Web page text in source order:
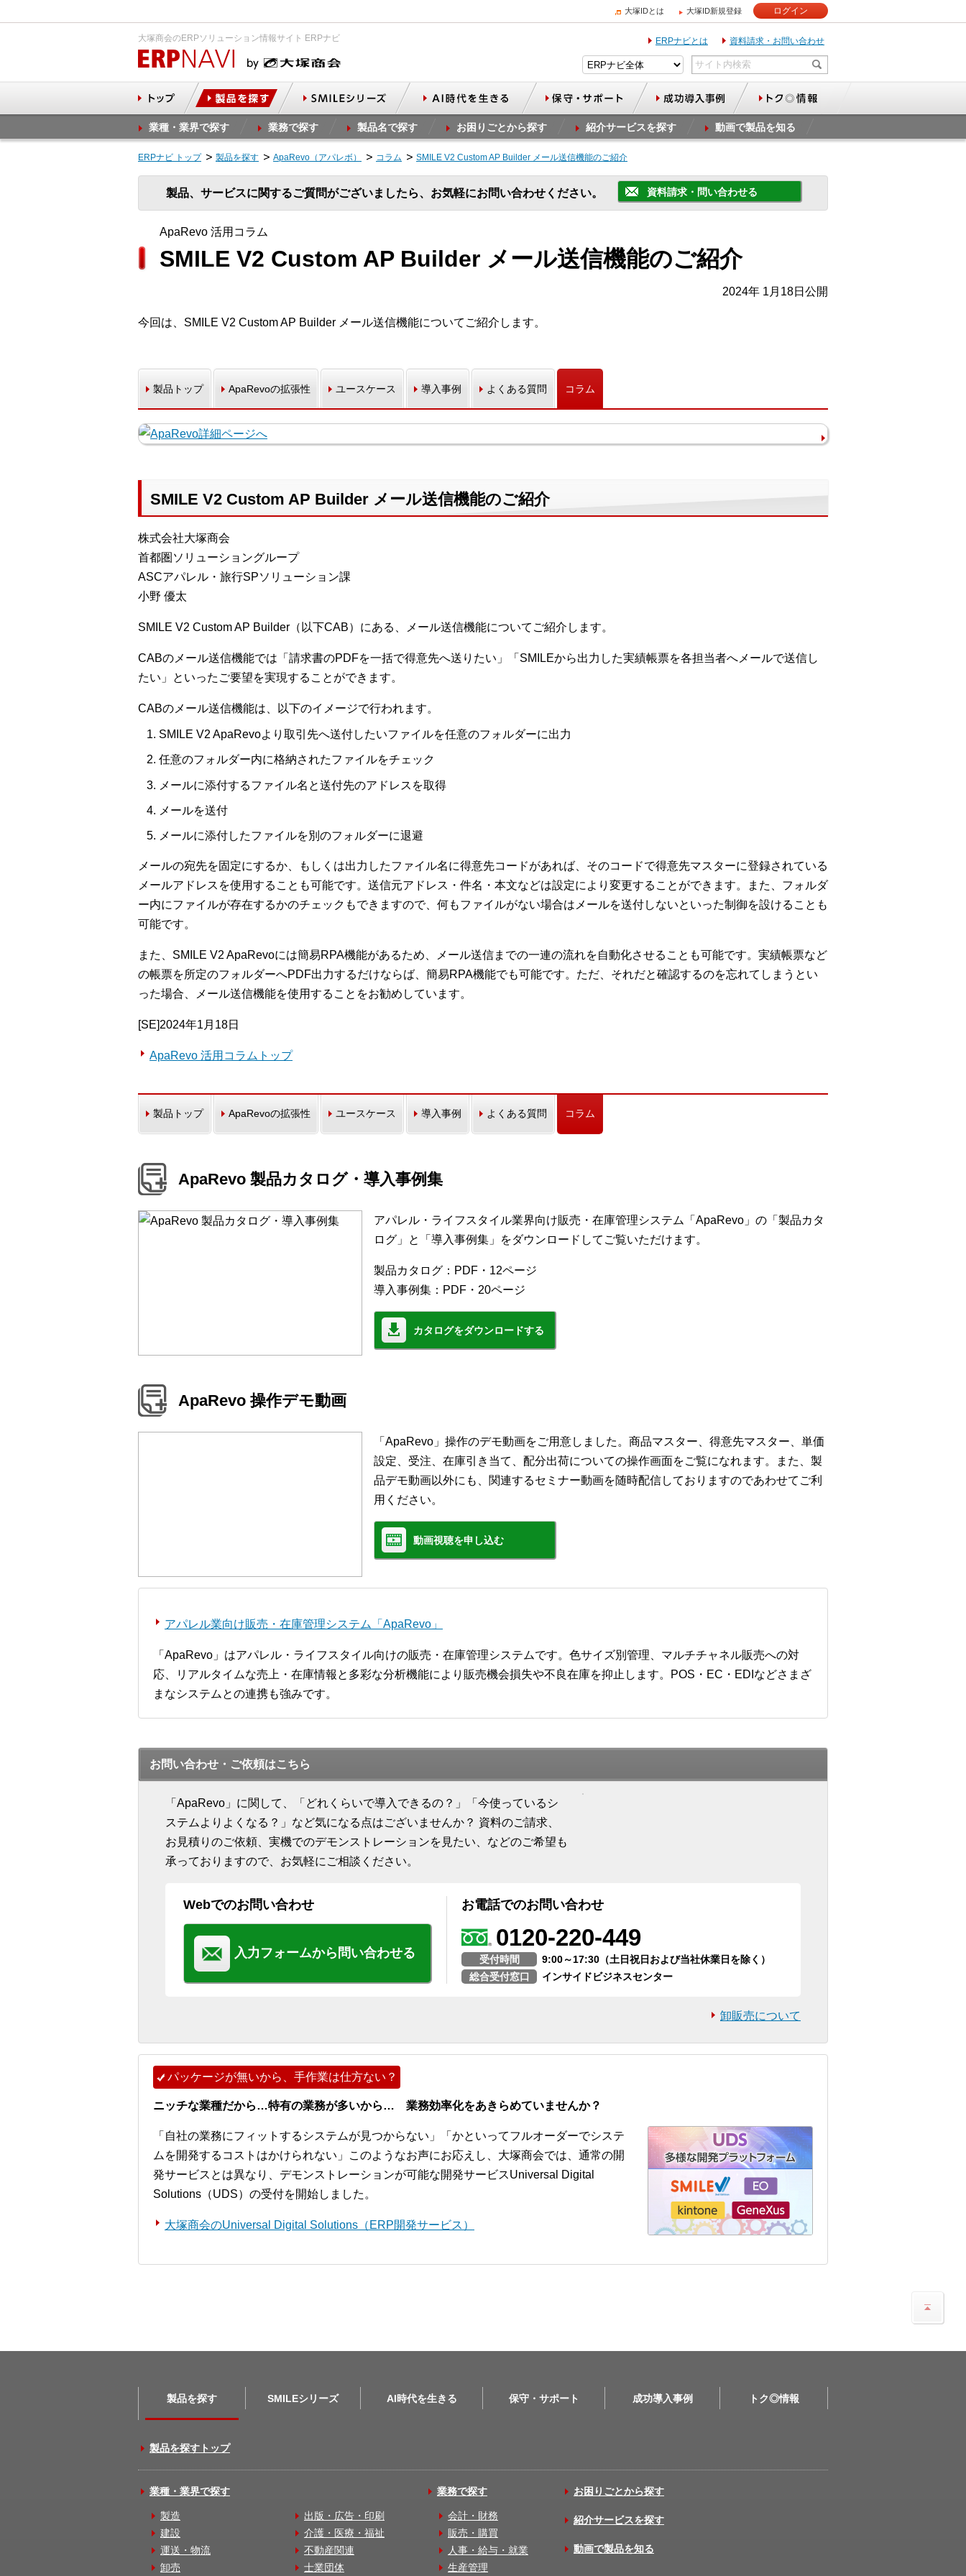
大塚IDとは 大塚ID新規登録 ログイン
大塚商会のERPソリューション情報サイト ERPナビ ERPナビとは 資料請求・お問い合わせ
業種・業界で探す 業務で探す 製品名で探す お困りごとから探す 紹介サービスを探す 動画で製品を知る
ERPナビ トップ 製品を探す ApaRevo（アパレボ） コラム SMILE V2 Custom AP Builder メール送信機能のご紹介
製品、サービスに関するご質問がございましたら、お気軽にお問い合わせください。 資料請求・問い合わせる
ApaRevo 活用コラム
SMILE V2 Custom AP Builder メール送信機能のご紹介
2024年 1月18日公開
今回は、SMILE V2 Custom AP Builder メール送信機能についてご紹介します。
製品トップ ApaRevoの拡張性 ユースケース 導入事例 よくある質問 コラム
SMILE V2 Custom AP Builder メール送信機能のご紹介
株式会社大塚商会
首都圏ソリューショングループ
ASCアパレル・旅行SPソリューション課
小野 優太
SMILE V2 Custom AP Builder（以下CAB）にある、メール送信機能についてご紹介します。
CABのメール送信機能では「請求書のPDFを一括で得意先へ送りたい」「SMILEから出力した実績帳票を各担当者へメールで送信し
たい」といったご要望を実現することができます。
CABのメール送信機能は、以下のイメージで行われます。
SMILE V2 ApaRevoより取引先へ送付したいファイルを任意のフォルダーに出力
任意のフォルダー内に格納されたファイルをチェック
メールに添付するファイル名と送付先のアドレスを取得
メールを送付
メールに添付したファイルを別のフォルダーに退避
メールの宛先を固定にするか、もしくは出力したファイル名に得意先コードがあれば、そのコードで得意先マスターに登録されている
メールアドレスを使用することも可能です。送信元アドレス・件名・本文などは設定により変更することができます。また、フォルダ
ー内にファイルが存在するかのチェックもできますので、何もファイルがない場合はメールを送付しないといった制御を設けることも
可能です。
また、SMILE V2 ApaRevoには簡易RPA機能があるため、メール送信までの一連の流れを自動化させることも可能です。実績帳票など
の帳票を所定のフォルダーへPDF出力するだけならば、簡易RPA機能でも可能です。ただ、それだと確認するのを忘れてしまうとい
った場合、メール送信機能を使用することをお勧めしています。
[SE]2024年1月18日
ApaRevo 活用コラムトップ
製品トップ ApaRevoの拡張性 ユースケース 導入事例 よくある質問 コラム
ApaRevo 製品カタログ・導入事例集
アパレル・ライフスタイル業界向け販売・在庫管理システム「ApaRevo」の「製品カタ
ログ」と「導入事例集」をダウンロードしてご覧いただけます。
製品カタログ：PDF・12ページ
導入事例集：PDF・20ページ
カタログをダウンロードする
ApaRevo 操作デモ動画
「ApaRevo」操作のデモ動画をご用意しました。商品マスター、得意先マスター、単価
設定、受注、在庫引き当て、配分出荷についての操作画面をご覧になれます。また、製
品デモ動画以外にも、関連するセミナー動画を随時配信しておりますのであわせてご利
用ください。
動画視聴を申し込む
アパレル業向け販売・在庫管理システム「ApaRevo」
「ApaRevo」はアパレル・ライフスタイル向けの販売・在庫管理システムです。色サイズ別管理、マルチチャネル販売への対
応、リアルタイムな売上・在庫情報と多彩な分析機能により販売機会損失や不良在庫を抑止します。POS・EC・EDIなどさまざ
まなシステムとの連携も強みです。
お問い合わせ・ご依頼はこちら
「ApaRevo」に関して、「どれくらいで導入できるの？」「今使っているシ
ステムよりよくなる？」など気になる点はございませんか？ 資料のご請求、
お見積りのご依頼、実機でのデモンストレーションを見たい、などのご希望も
承っておりますので、お気軽にご相談ください。
Webでのお問い合わせ
入力フォームから問い合わせる
お電話でのお問い合わせ
0120-220-449
受付時間
9:00～17:30（土日祝日および当社休業日を除く）
総合受付窓口
インサイドビジネスセンター
卸販売について
パッケージが無いから、手作業は仕方ない？
ニッチな業種だから…特有の業務が多いから… 業務効率化をあきらめていませんか？
「自社の業務にフィットするシステムが見つからない」「かといってフルオーダーでシステ
ムを開発するコストはかけられない」このようなお声にお応えし、大塚商会では、通常の開
発サービスとは異なり、デモンストレーションが可能な開発サービスUniversal Digital
Solutions（UDS）の受付を開始しました。
大塚商会のUniversal Digital Solutions（ERP開発サービス）
製品を探す SMILEシリーズ AI時代を生きる 保守・サポート 成功導入事例 トク◎情報
製品を探すトップ
業種・業界で探す
製造
建設
運送・物流
卸売
出版・広告・印刷
介護・医療・福祉
不動産関連
士業団体
業務で探す
会計・財務
販売・購買
人事・給与・就業
生産管理
お困りごとから探す
紹介サービスを探す
動画で製品を知る